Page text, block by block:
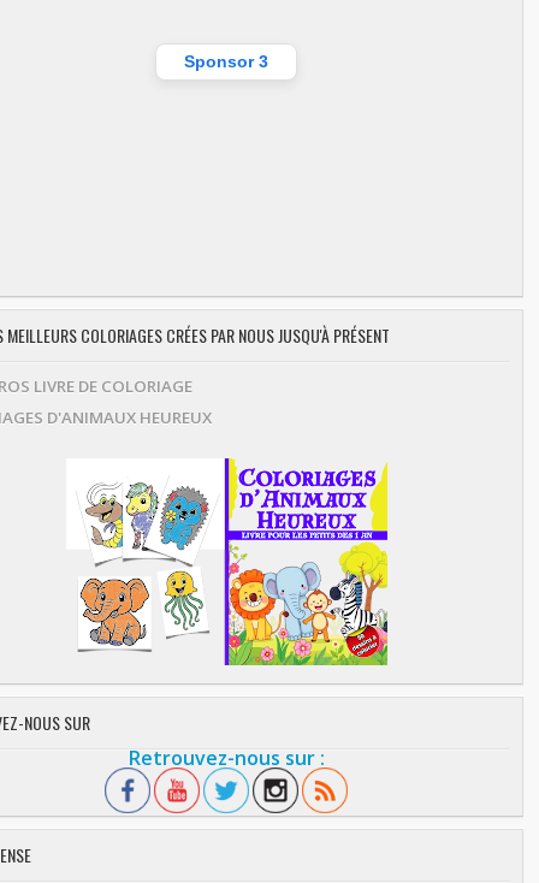
Sponsor 3
MEILLEURS COLORIAGES CRÉES PAR NOUS JUSQU'À PRÉSENT
LIVRE DE COLORIAGE
D'ANIMAUX HEUREUX
NOUS SUR
Retrouvez-nous sur :